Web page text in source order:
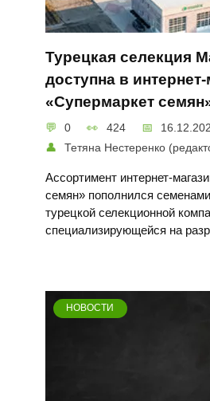
Турецкая селекция
доступна в интернет-
«Супермаркет
0 424
Тетяна Нестеренко
Ассортимент интернет-
семян» пополнился
турецкой селекционной
специализирующейся на
НОВОСТИ